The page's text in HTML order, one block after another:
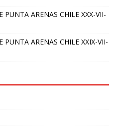
PUNTA ARENAS CHILE XXX-VII-
PUNTA ARENAS CHILE XXIX-VII-